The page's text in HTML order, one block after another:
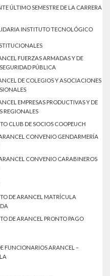
ÚLTIMO SEMESTRE DE LA CARRERA
INSTITUTO TECNOLÓGICO
FUERZAS ARMADAS Y DE
PÚBLICA
DE COLEGIOS Y ASOCIACIONES
EMPRESAS PRODUCTIVAS Y DE
REGIONALES
CLUB DE SOCIOS COOPEUCH
CONVENIO GENDARMERÍA
CONVENIO CARABINEROS
DE ARANCEL MATRÍCULA
DE ARANCEL PRONTO PAGO
FUNCIONARIOS ARANCEL –